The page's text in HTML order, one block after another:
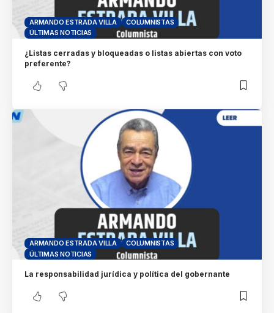
ARMANDO ESTRADA VILLA
COLUMNISTAS
ÚLTIMAS NOTICIAS
¿Listas cerradas y bloqueadas o listas abiertas con voto
preferente?
ARMANDO ESTRADA VILLA
COLUMNISTAS
ÚLTIMAS NOTICIAS
La responsabilidad jurídica y política del gobernante